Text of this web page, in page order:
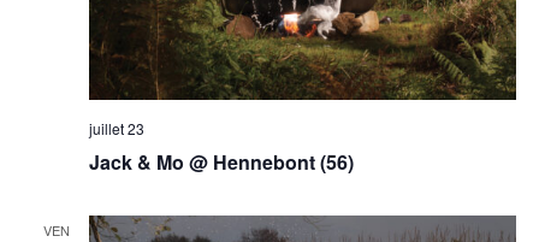
juillet 23
Jack & Mo @ Hennebont (56)
VEN